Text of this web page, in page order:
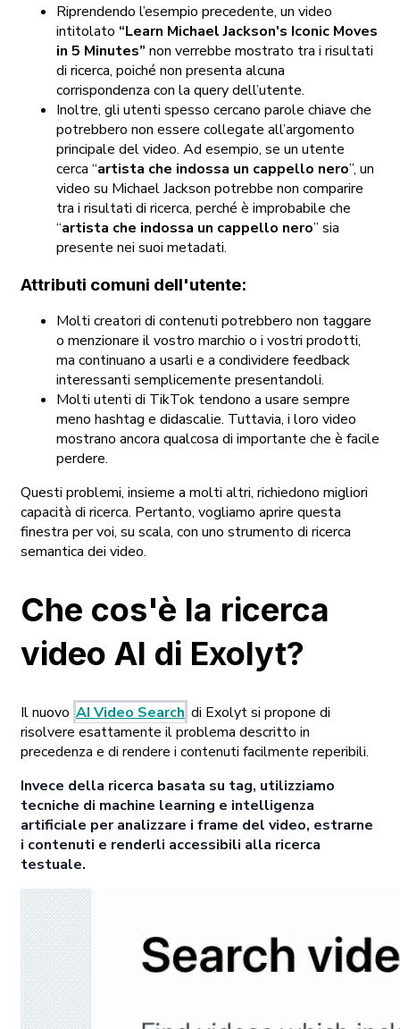
Riprendendo l’esempio precedente, un video
intitolato “Learn Michael Jackson's Iconic Moves
in 5 Minutes” non verrebbe mostrato tra i risultati
di ricerca, poiché non presenta alcuna
corrispondenza con la query dell’utente.
Inoltre, gli utenti spesso cercano parole chiave che
potrebbero non essere collegate all’argomento
principale del video. Ad esempio, se un utente
cerca “artista che indossa un cappello nero”, un
video su Michael Jackson potrebbe non comparire
tra i risultati di ricerca, perché è improbabile che
“artista che indossa un cappello nero” sia
presente nei suoi metadati.
Attributi comuni dell'utente:
Molti creatori di contenuti potrebbero non taggare
o menzionare il vostro marchio o i vostri prodotti,
ma continuano a usarli e a condividere feedback
interessanti semplicemente presentandoli.
Molti utenti di TikTok tendono a usare sempre
meno hashtag e didascalie. Tuttavia, i loro video
mostrano ancora qualcosa di importante che è facile
perdere.
Questi problemi, insieme a molti altri, richiedono migliori
capacità di ricerca. Pertanto, vogliamo aprire questa
finestra per voi, su scala, con uno strumento di ricerca
semantica dei video.
Che cos'è la ricerca
video AI di Exolyt?
Il nuovo AI Video Search di Exolyt si propone di
risolvere esattamente il problema descritto in
precedenza e di rendere i contenuti facilmente reperibili.
Invece della ricerca basata su tag, utilizziamo
tecniche di machine learning e intelligenza
artificiale per analizzare i frame del video, estrarne
i contenuti e renderli accessibili alla ricerca
testuale.